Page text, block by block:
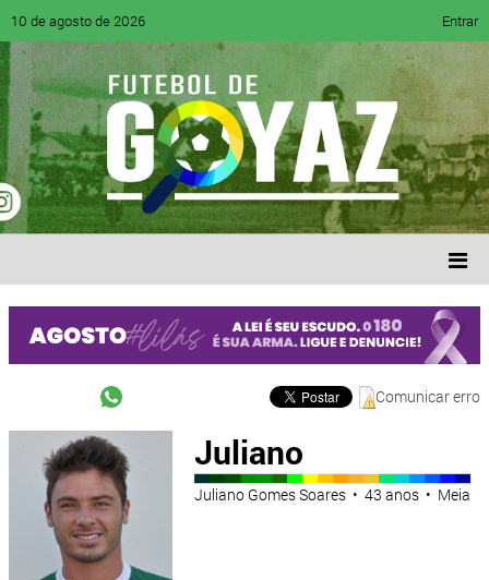
10 de agosto de 2026 Entrar
Comunicar erro
Juliano
Juliano Gomes Soares • 43 anos • Meia